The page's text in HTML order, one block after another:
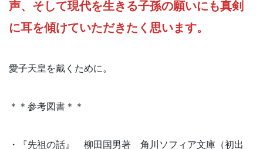
声、そして現代を生きる子孫の願いにも真剣
に耳を傾けていただきたく思います。
愛子天皇を戴くために。
＊＊参考図書＊＊
・『先祖の話』 柳田国男著 角川ソフィア文庫（初出